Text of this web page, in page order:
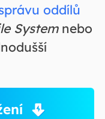
oddílů
Systemnebo